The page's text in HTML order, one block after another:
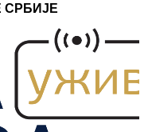
СРБИЈЕ